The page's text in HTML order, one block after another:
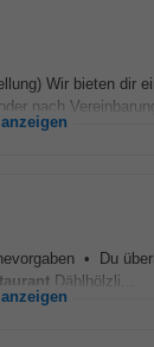
Wir bieten dir
nach
• Du
Dählhölzli...